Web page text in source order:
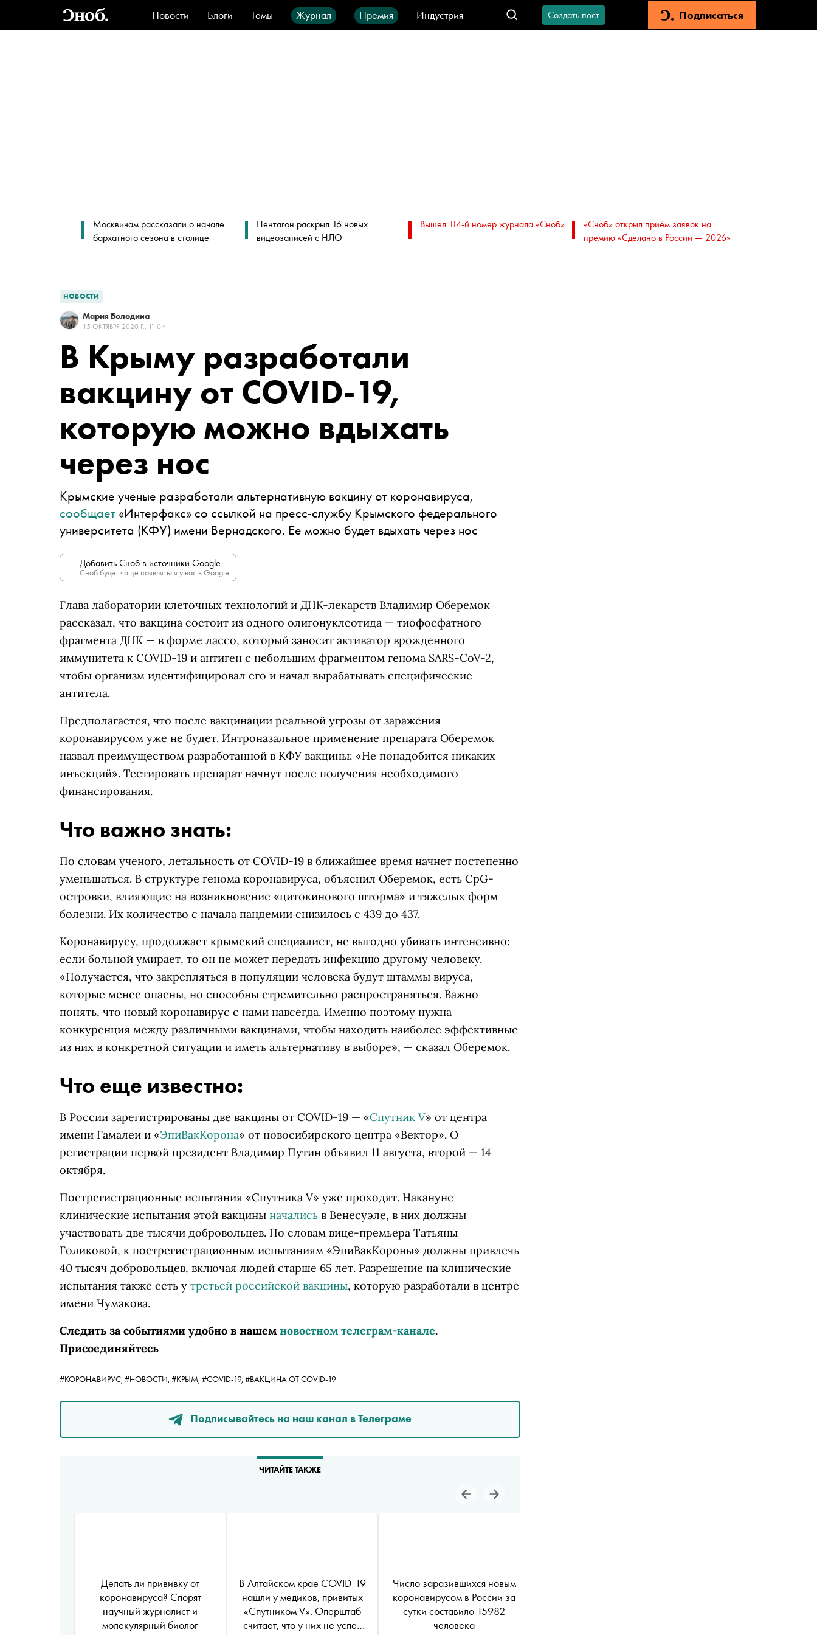
Новости Блоги Темы Журнал Премия
Индустрия
Стиль
Видео Город IT-продукты
Создать пост Подписаться
Москвичам рассказали о начале
бархатного сезона в столице
Пентагон раскрыл 16 новых
видеозаписей с НЛО
Вышел 114-й номер журнала «Сноб»
«Сноб» открыл приём заявок на
премию «Сделано в России — 2026»
НОВОСТИ
Мария Володина
15 ОКТЯБРЯ 2020 Г., 11:04
В Крыму разработали
вакцину от COVID-19,
которую можно вдыхать
через нос
Крымские ученые разработали альтернативную вакцину от коронавируса,
сообщает «Интерфакс» со ссылкой на пресс-службу Крымского федерального
университета (КФУ) имени Вернадского. Ее можно будет вдыхать через нос
Добавить Сноб в источники Google
Сноб будет чаще появляться у вас в Google.
Глава лаборатории клеточных технологий и ДНК-лекарств Владимир Оберемок
рассказал, что вакцина состоит из одного олигонуклеотида — тиофосфатного
фрагмента ДНК — в форме лассо, который заносит активатор врожденного
иммунитета к COVID-19 и антиген с небольшим фрагментом генома SARS-CoV-2,
чтобы организм идентифицировал его и начал вырабатывать специфические
антитела.
Предполагается, что после вакцинации реальной угрозы от заражения
коронавирусом уже не будет. Интроназальное применение препарата Оберемок
назвал преимуществом разработанной в КФУ вакцины: «Не понадобится никаких
инъекций». Тестировать препарат начнут после получения необходимого
финансирования.
Что важно знать:
По словам ученого, летальность от COVID-19 в ближайшее время начнет постепенно
уменьшаться. В структуре генома коронавируса, объяснил Оберемок, есть CpG-
островки, влияющие на возникновение «цитокинового шторма» и тяжелых форм
болезни. Их количество с начала пандемии снизилось с 439 до 437.
Коронавирусу, продолжает крымский специалист, не выгодно убивать интенсивно:
если больной умирает, то он не может передать инфекцию другому человеку.
«Получается, что закрепляться в популяции человека будут штаммы вируса,
которые менее опасны, но способны стремительно распространяться. Важно
понять, что новый коронавирус с нами навсегда. Именно поэтому нужна
конкуренция между различными вакцинами, чтобы находить наиболее эффективные
из них в конкретной ситуации и иметь альтернативу в выборе», — сказал Оберемок.
Что еще известно:
В России зарегистрированы две вакцины от COVID-19 — «Спутник V» от центра
имени Гамалеи и «ЭпиВакКорона» от новосибирского центра «Вектор». О
регистрации первой президент Владимир Путин объявил 11 августа, второй — 14
октября.
Пострегистрационные испытания «Спутника V» уже проходят. Накануне
клинические испытания этой вакцины начались в Венесуэле, в них должны
участвовать две тысячи добровольцев. По словам вице-премьера Татьяны
Голиковой, к пострегистрационным испытаниям «ЭпиВакКороны» должны привлечь
40 тысяч добровольцев, включая людей старше 65 лет. Разрешение на клинические
испытания также есть у третьей российской вакцины, которую разработали в центре
имени Чумакова.
Следить за событиями удобно в нашем новостном телеграм-канале.
Присоединяйтесь
#КОРОНАВИРУС, #НОВОСТИ, #КРЫМ, #COVID-19, #ВАКЦИНА ОТ COVID-19
Подписывайтесь на наш канал в Телеграме
ЧИТАЙТЕ ТАКЖЕ
Делать ли прививку от
коронавируса? Спорят
научный журналист и
молекулярный биолог
В Алтайском крае COVID-19
нашли у медиков, привитых
«Спутником V». Оперштаб
считает, что у них не успел
Число заразившихся новым
коронавирусом в России за
сутки составило 15982
человека